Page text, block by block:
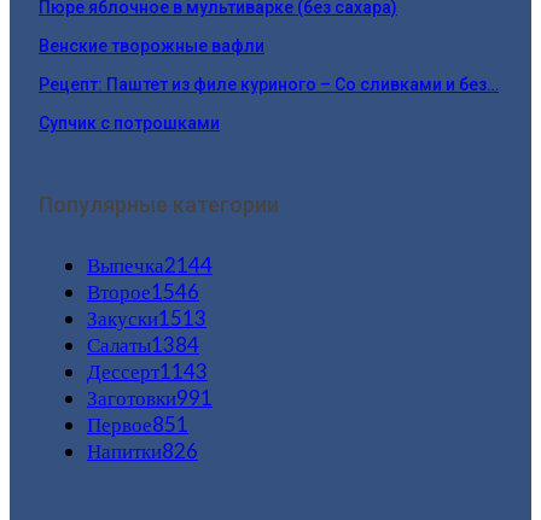
Пюре яблочное в мультиварке (без сахара)
Венские творожные вафли
Рецепт: Паштет из филе куриного – Со сливками и без…
Супчик с потрошками⁠
Популярные категории
Выпечка2144
Второе1546
Закуски1513
Салаты1384
Дессерт1143
Заготовки991
Первое851
Напитки826